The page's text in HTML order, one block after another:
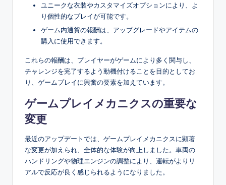
ユニークな衣装やカスタマイズオプションにより、よ
り個性的なプレイが可能です。
ゲーム内通貨の報酬は、アップグレードやアイテムの
購入に使用できます。
これらの報酬は、プレイヤーがゲームにより多く関与し、
チャレンジを完了するよう動機付けることを目的としてお
り、ゲームプレイに興奮の要素を加えています。
ゲームプレイメカニクスの重要な
変更
最近のアップデートでは、ゲームプレイメカニクスに顕著
な変更が加えられ、全体的な体験が向上しました。車両の
ハンドリングや物理エンジンの調整により、運転がよりリ
アルで反応が良く感じられるようになりました。